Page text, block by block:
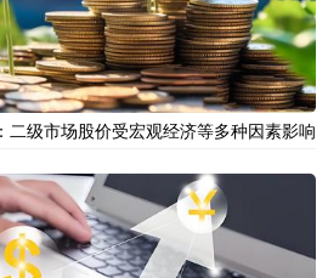
二级市场股价受宏观经济等多种因素影响